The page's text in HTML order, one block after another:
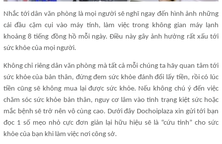
Nhắc tới dân văn phòng là mọi người sẽ nghĩ ngay đến hình ảnh những
cái đầu cặm cụi vào máy tính, làm việc trong không gian máy lạnh
khoảng 8 tiếng đồng hồ mỗi ngày. Điều này gây ảnh hưởng rất xấu tới
sức khỏe của mọi người.
Không chỉ riêng dân văn phòng mà tất cả mỗi chúng ta hãy quan tâm tới
sức khỏe của bản thân, đừng đem sức khỏe đánh đổi lấy tiền, rồi có lúc
tiền cũng sẽ không mua lại được sức khỏe. Nếu không chú ý đến việc
chăm sóc sức khỏe bản thân, nguy cơ lâm vào tình trạng kiệt sức hoặc
mắc bệnh sẽ trở nên vô cùng cao. Dưới đây Dochoiplaza xin gửi tới bạn
đọc 1 số mẹo nhỏ cực đơn giản lại hữu hiệu sẽ là “cứu tinh” cho sức
khỏe của bạn khi làm việc nơi công sở.